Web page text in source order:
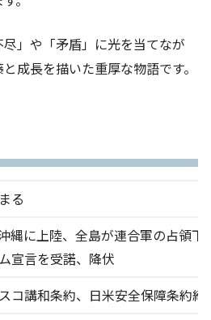
」や「矛盾」に光を当てなが
成長を描いた重厚な物語です。
る
縄に上陸、全島が連合軍の占領下
宣言を受諾、降伏
コ講和条約、日米安全保障条約締